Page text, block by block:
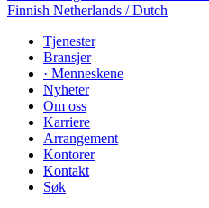
Finnish Netherlands / Dutch
Tjenester
Bransjer
· Menneskene
Nyheter
Om oss
Karriere
Arrangement
Kontorer
Kontakt
Søk